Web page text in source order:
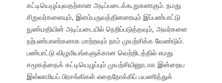
கட்டியெழுப்புவதற்கான அடிப்படைக்கூறுகளாகும். நமது
சிறுவர்களையும், இளம்பருவத்தினரையும் இப்பண்பாட்டு
நுண்மதியின் அடிப்படையில் நெறிப்படுத்தவும், அவர்களை
நற்பண்பாளர்களாக மாற்றவும் நாம் முயற்சிக்க வேண்டும்.
பண்பாட்டு விழுமியங்களுக்கான வெற்றிடத்தில் எமது
சமூகத்தைக் கட்டியெழுப்பும் முயற்சியினூடாக இன்றைய
இஸ்லாமியப் பிரசங்கிகள் எதைநோக்கிப் பயணித்துக்